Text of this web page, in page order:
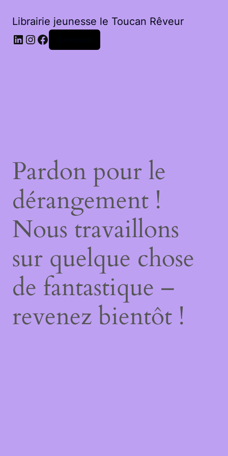
Librairie jeunesse le Toucan Rêveur
LinkedIn
Instagram
Facebook
Pardon pour le
dérangement !
Nous travaillons
sur quelque chose
de fantastique –
revenez bientôt !